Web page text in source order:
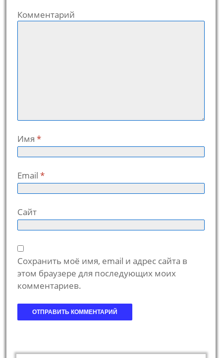
Комментарий
Имя *
Email *
Сайт
Сохранить моё имя, email и адрес сайта в
этом браузере для последующих моих
комментариев.